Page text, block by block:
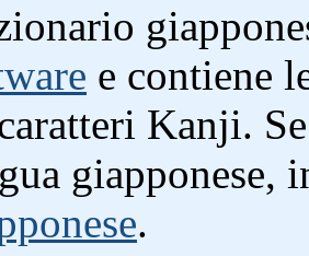
e contiene
Kanji.
giapponese,
.